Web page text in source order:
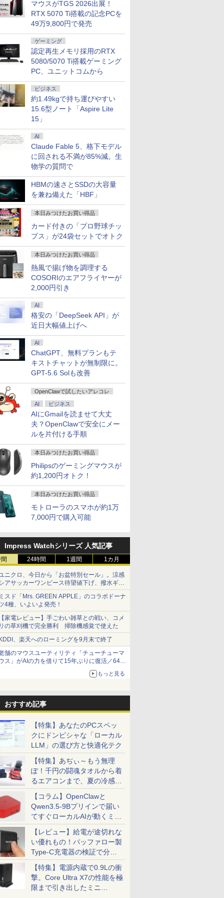
マウスがTGS 2026出展！
RTX 5070 Ti搭載の記念PCを
49万9,800円で発売
ゲーミング
認定再生メモリ採用のRTX
5080/5070 Ti搭載ゲーミング
PC、ユニットコムから
ビジネス
約1.49kgで持ち運びやすい
15.6型ノート「Aspire Lite
15」
AI
Claude Fable 5、格下モデル
に回される不満が85%減。生
物学の質問で
HBMの速さとSSDの大容量
を兼ね備えた「HBF」
本日みつけたお買い得品
カード付きの「プロ野球チッ
プス」が24袋セットでオトク
本日みつけたお買い得品
熱風で揚げ物を調理する
COSORIのエアフライヤーが
2,000円引き
AI
格安の「DeepSeek API」が
近日大幅値上げへ
AI
ChatGPT、無料プランもテ
キストチャットが無制限に。
GPT-5.6 Solも改善
OpenClawで試したいアレコレ
AI ビジネス
AIにGmailを読ませて大丈
夫？OpenClawで安全にメー
ルを片付ける手順
本日みつけたお買い得品
Philipsのゲーミングマウスが
約1,200円オトク！
本日みつけたお買い得品
モトローラのスマホが約1万
7,000円で購入可能
Impress Watchシリーズ 人気記事
24時間 1週間 1カ月
ニクロ、今日から「お盆特別セール」。涼感
アサッカーワンピース待望値下げ、撥水ギア
ョーツは1990円に
スド「Mrs. GREEN APPLE」のコラボドーナ
4種、いよいよ発売！
家電レビュー】手ごわい雑草との戦い、コメ
の草刈機で完全勝利 掃除機感覚で使えた
、楽天へのローミングを9月末で終了
舗のマウスユーティリティ「チューチューマ
ス」がAIの力を借りて15年ぶりに復活／64bit
、Windows 10/11、「Chrome」も走り回
。復活記念で2026年末まで500円
もっと見る
おすすめ記事
【特集】あなたのPCスペッ
クにドンピシャな「ローカル
LLM」の選び方と快適化テク
【特集】あぢぃ～もう無理
ぽ！千円の闘魂タオルから着
るエアコンまで、夏の冷感グ
ッズ一挙紹介
【コラム】OpenClawと
Qwen3.5-9Bプリインで届い
てすぐローカルAIが動くミニ
PC「SER9 Pro」
【レビュー】給電が途切れな
い優れもの！バッファロー製
Type-C充電器の検証で分か
ったこと
【特集】電源内蔵で0.9Lの衝
撃。Core Ultra X7の性能を極
限まで引き出したミニ
ポイント】
応援・2026】
H&B】
第4世代
モリ:
16GB/SSD:128GB/256GB/512GB/1TB/15.6
DVD/SDカー
ト/Wi-Fi/Office/
ス/中古 パソコ
ノートパソコ
7
MS限定クーポンあり! 高
性能 第10世代 Celeron
CPUにアップグレード中!
中古ノートパソコン
Windows11 SSD換装対
応 中古パソコン ノート
Windows11 おまかせパ
ソコン 無線LAN DVDド
ライブ Office付き ノート
ノートPC
￥19,800
8
美品 Panasonic
パッド FZM1シリーズ
Windows11 [ Core i5-
7Y57 / CoreM-6Y57 選択
可] [8GB / 4GB] [爆速
リ Office付きWin11【中
古ノートパソコン 中古パ
無料
￥22,990
％OFFクーポン】
M1 liteミニPC、インテル
5 125U、16GB+512GB/ベアボ
トPC、DDR5 SODIMM×2メモ
SSD 、2.5G/Wi-Fi
5.2、HDMI 2.1/DP
、3画面出力対応 ミニパソコン
2
＼11日まで限定価格／ゲーミングPC 福袋
セット 新品 RTX5060 Ryzen7 5700X メモ
リ16GB SSD500GB Windows11 デスクト
ップPC WPS Office付き 1年保証 NVMe
M.2 SSD 高性能 配信 動画編集 VTuber対応
eスポーツ 初心者 ゲーミングパソコン デス
クトップパソコン【当日出荷】
￥149,800
ー・データ機器
晶ディスプレイ
A241DB
7
【縦画面対応/スピーカー
内蔵】 Dell Pro 24 液晶モ
ニター E2425HSM 23.8型
フルHD IPS リフレッシュ
レート 100Hz VESA 対応
スピーカー HDMI
DisplayPort VGA モニタ
ー 液晶 液晶モニター 液
晶ディスプレイ デル 23.8
インチ パソコンモニター
ピボット 新品
￥16,398
8
［23.8型 / フル
144Hz］ PRO MP243W
E14
￥16,648
ックス限定特
恋和 2nd写真集
（ココイ
ストカード1枚)
]
7
魔女と傭兵（9） 【電子
書籍】[ 宮木真人 ]
8
ト】1年をおいしくすこや
（インプレス手帳2027）
[ 久保奈穂実 ]
￥6,380